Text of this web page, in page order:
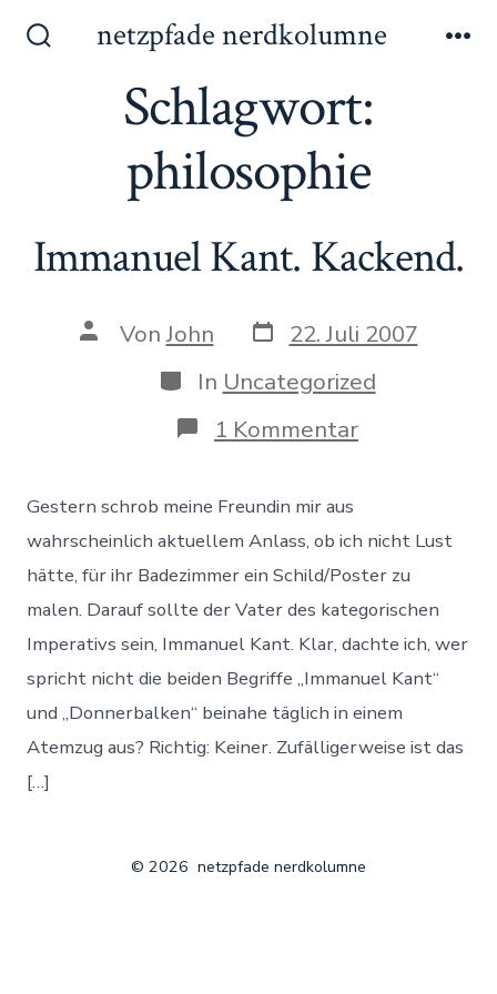
Inhalt
ein-/ausblenden
netzpfade nerdkolumne
Schlagwort:
philosophie
Immanuel Kant. Kackend.
Autor
Beitrags
VonJohn Datum
des
Beitrags
22. Juli 2007
Kategorien
In Uncategorized
1 Kommentarzu
Immanuel
Gestern schrob meine Freundin mir aus
wahrscheinlich aktuellem Anlass, ob ich nicht Lust
hätte, für ihr Badezimmer ein Schild/Poster zu
malen. Darauf sollte der Vater des kategorischen
Imperativs sein, Immanuel Kant. Klar, dachte ich, wer
spricht nicht die beiden Begriffe „Immanuel Kant“
und „Donnerbalken“ beinahe täglich in einem
Atemzug aus? Richtig: Keiner. Zufälligerweise ist das
[…]
© 2026 netzpfade nerdkolumne